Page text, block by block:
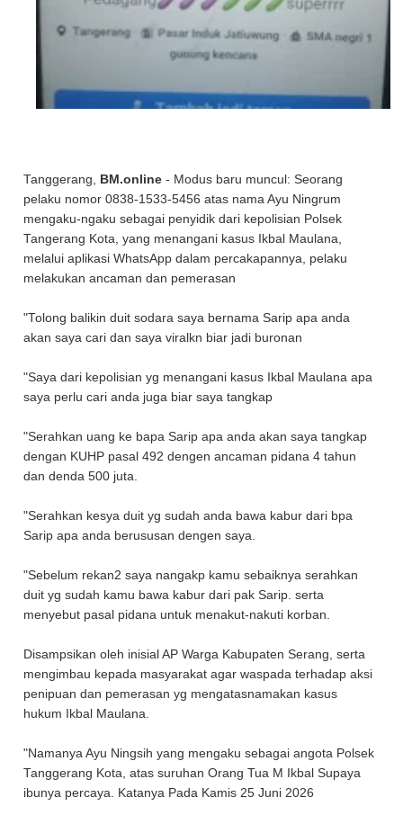
Tanggerang, BM.online - Modus baru muncul: Seorang
pelaku nomor 0838-1533-5456 atas nama Ayu Ningrum
mengaku-ngaku sebagai penyidik dari kepolisian Polsek
Tangerang Kota, yang menangani kasus Ikbal Maulana,
melalui aplikasi WhatsApp dalam percakapannya, pelaku
melakukan ancaman dan pemerasan
"Tolong balikin duit sodara saya bernama Sarip apa anda
akan saya cari dan saya viralkn biar jadi buronan
"Saya dari kepolisian yg menangani kasus Ikbal Maulana apa
saya perlu cari anda juga biar saya tangkap
"Serahkan uang ke bapa Sarip apa anda akan saya tangkap
dengan KUHP pasal 492 dengen ancaman pidana 4 tahun
dan denda 500 juta.
"Serahkan kesya duit yg sudah anda bawa kabur dari bpa
Sarip apa anda berususan dengen saya.
"Sebelum rekan2 saya nangakp kamu sebaiknya serahkan
duit yg sudah kamu bawa kabur dari pak Sarip. serta
menyebut pasal pidana untuk menakut-nakuti korban.
Disampsikan oleh inisial AP Warga Kabupaten Serang, serta
mengimbau kepada masyarakat agar waspada terhadap aksi
penipuan dan pemerasan yg mengatasnamakan kasus
hukum Ikbal Maulana.
"Namanya Ayu Ningsih yang mengaku sebagai angota Polsek
Tanggerang Kota, atas suruhan Orang Tua M Ikbal Supaya
ibunya percaya. Katanya Pada Kamis 25 Juni 2026